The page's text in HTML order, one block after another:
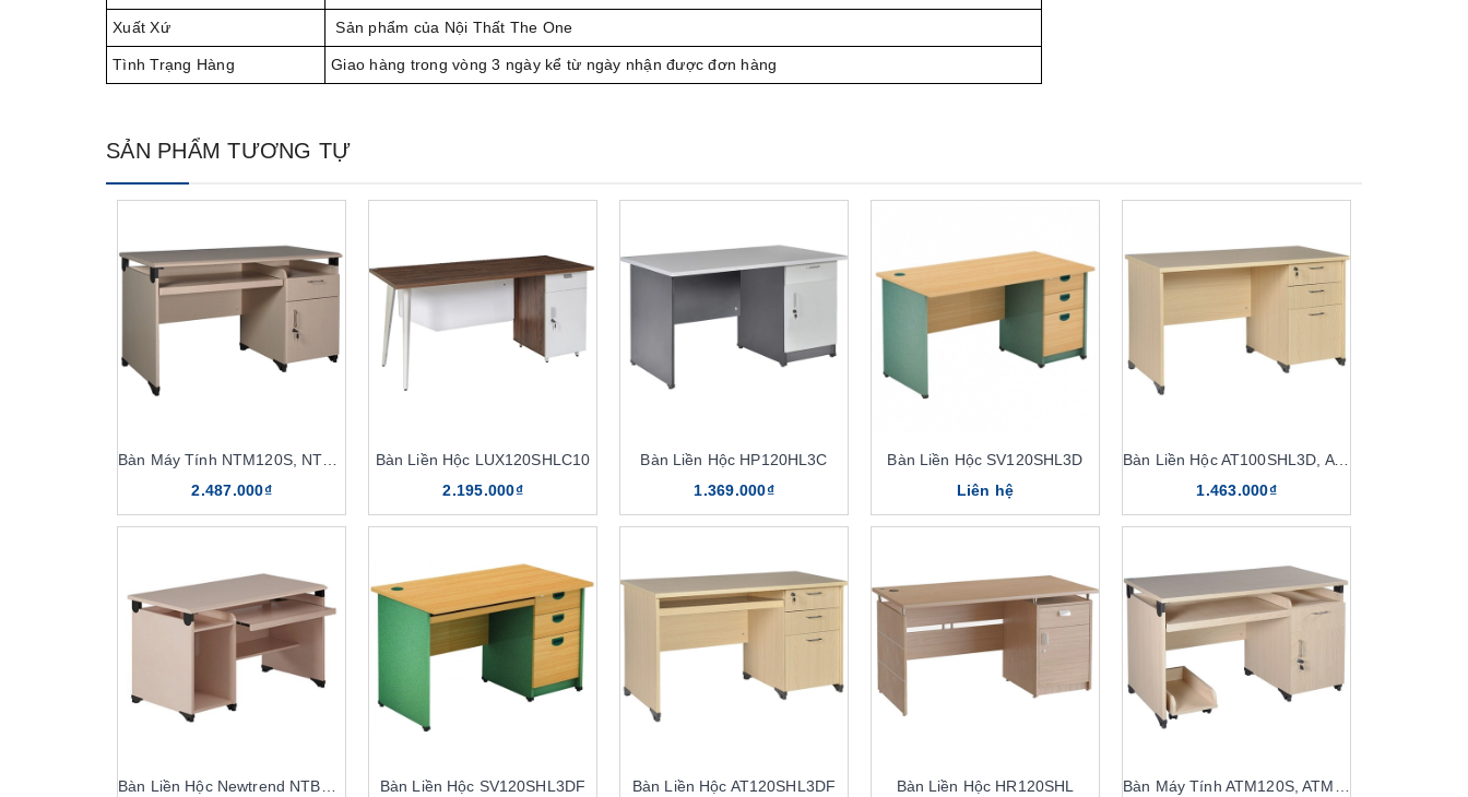
Xuất Xứ Sản phẩm của Nội Thất The One
Tình Trạng Hàng Giao hàng trong vòng 3 ngày kể từ ngày nhận được đơn hàng
SẢN PHẨM TƯƠNG TỰ
2.487.000₫
Bàn Liền Hộc LUX120SHLC10
2.195.000₫
Bàn Liền Hộc HP120HL3C
1.369.000₫
Bàn Liền Hộc SV120SHL3D
Liên hệ
Bàn Liền Hộc AT100SHL3D, AT120SHL3D
1.463.000₫
Bàn Liền Hộc SV120SHL3DF
Bàn Liền Hộc AT120SHL3DF
Bàn Liền Hộc HR120SHL